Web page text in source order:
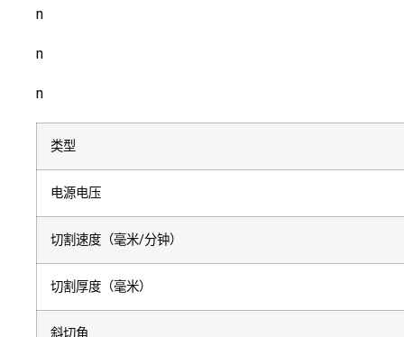
n
n
n
类型
电源电压
切割速度（毫米/分钟）
切割厚度（毫米）
斜切角